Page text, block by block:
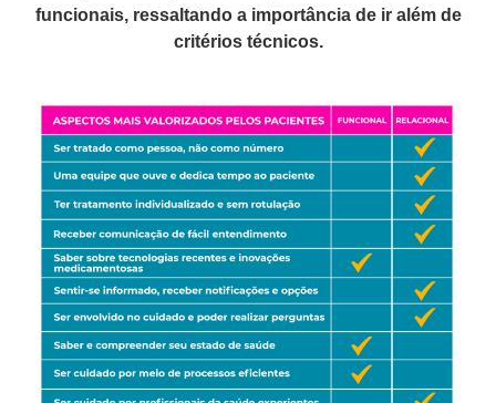
funcionais, ressaltando a importância de ir além de
critérios técnicos.